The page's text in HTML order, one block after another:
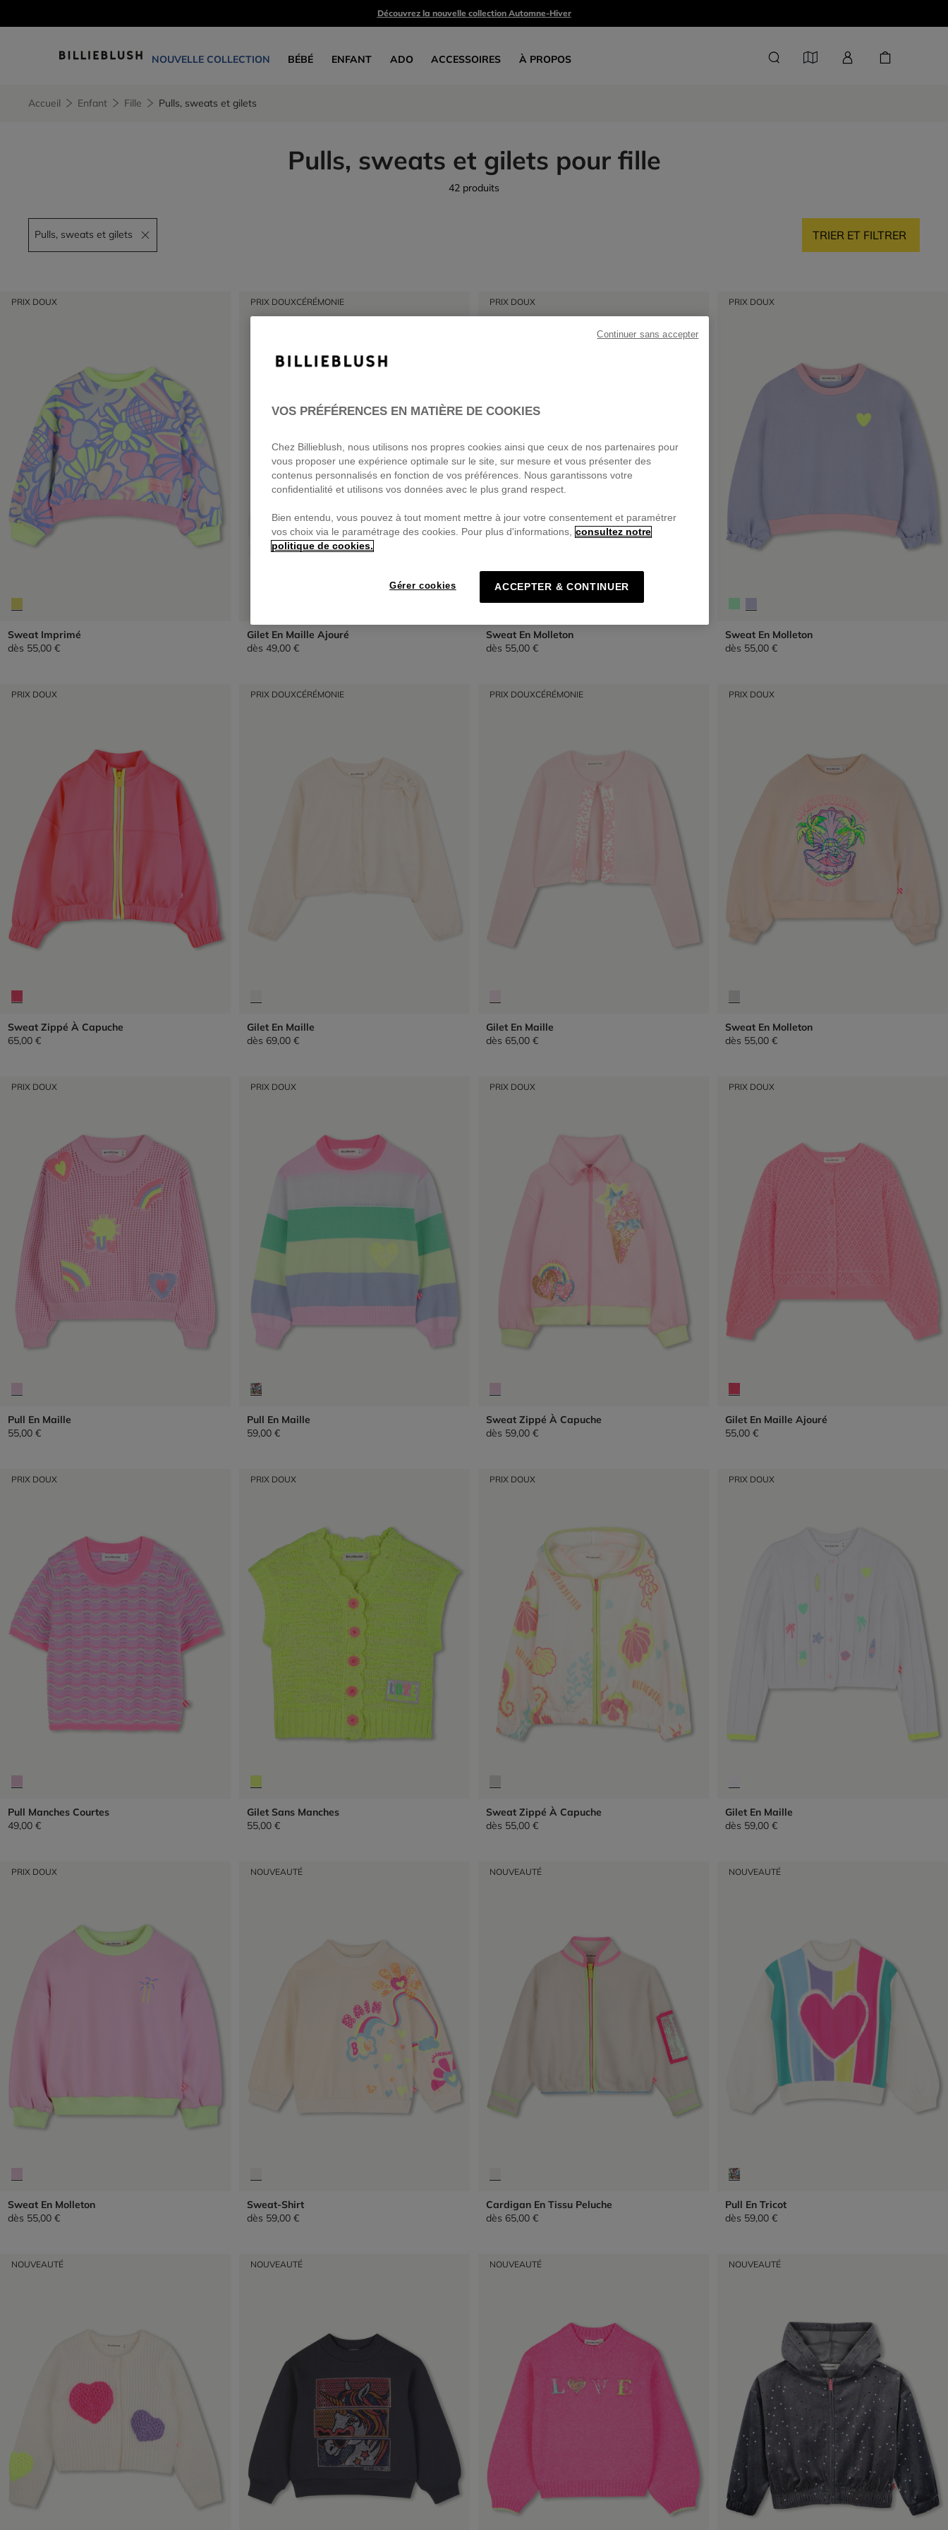
Découvrez la nouvelle collection Automne-Hiver
NOUVELLE COLLECTION BÉBÉ ENFANT ADO ACCESSOIRES À PROPOS
Accueil Enfant Fille Pulls, sweats et gilets
Pulls, sweats et gilets pour fille
42 produits
Pulls, sweats et gilets
Remove filter Pulls, sweats et gilets TRIER ET FILTRER
PRIX DOUX
Sweat Imprimé
dès 55,00 €
PRIX DOUXCÉRÉMONIE
Gilet En Maille Ajouré
dès 49,00 €
PRIX DOUX
Sweat En Molleton
dès 55,00 €
PRIX DOUX
Sweat En Molleton
dès 55,00 €
PRIX DOUX
Sweat Zippé À Capuche
65,00 €
PRIX DOUXCÉRÉMONIE
Gilet En Maille
dès 69,00 €
PRIX DOUXCÉRÉMONIE
Gilet En Maille
dès 65,00 €
PRIX DOUX
Sweat En Molleton
dès 55,00 €
PRIX DOUX
Pull En Maille
55,00 €
PRIX DOUX
Pull En Maille
59,00 €
PRIX DOUX
Sweat Zippé À Capuche
dès 59,00 €
PRIX DOUX
Gilet En Maille Ajouré
55,00 €
PRIX DOUX
Pull Manches Courtes
49,00 €
PRIX DOUX
Gilet Sans Manches
55,00 €
PRIX DOUX
Sweat Zippé À Capuche
dès 55,00 €
PRIX DOUX
Gilet En Maille
dès 59,00 €
PRIX DOUX
Sweat En Molleton
dès 55,00 €
NOUVEAUTÉ
Sweat-Shirt
dès 59,00 €
NOUVEAUTÉ
Cardigan En Tissu Peluche
dès 65,00 €
NOUVEAUTÉ
Pull En Tricot
dès 59,00 €
NOUVEAUTÉ NOUVEAUTÉ NOUVEAUTÉ NOUVEAUTÉ
VOS PRÉFÉRENCES EN MATIÈRE DE COOKIES
Chez Billieblush, nous utilisons nos propres cookies ainsi que ceux de nos partenaires pour
vous proposer une expérience optimale sur le site, sur mesure et vous présenter des
contenus personnalisés en fonction de vos préférences. Nous garantissons votre
confidentialité et utilisons vos données avec le plus grand respect.
Bien entendu, vous pouvez à tout moment mettre à jour votre consentement et paramétrer
vos choix via le paramétrage des cookies. Pour plus d'informations, consultez notre
politique de cookies.
Gérer cookies ACCEPTER & CONTINUER
Continuer sans accepter